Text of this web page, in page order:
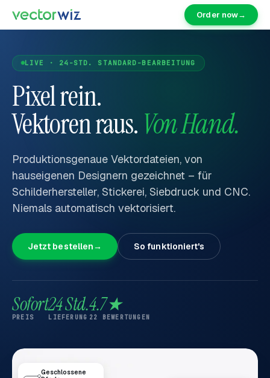
Order now→
LIVE · 24-STD. STANDARD-BEARBEITUNG
Pixel rein.
Vektoren raus. Von Hand.
Produktionsgenaue Vektordateien, von
hauseigenen Designern gezeichnet – für
Schilderhersteller, Stickerei, Siebdruck und CNC.
Niemals automatisch vektorisiert.
Jetzt bestellen→ So funktioniert's
Sofort
PREIS
24 Std.
LIEFERUNG
4.7★
22 BEWERTUNGEN
Geschlossene
Pfade